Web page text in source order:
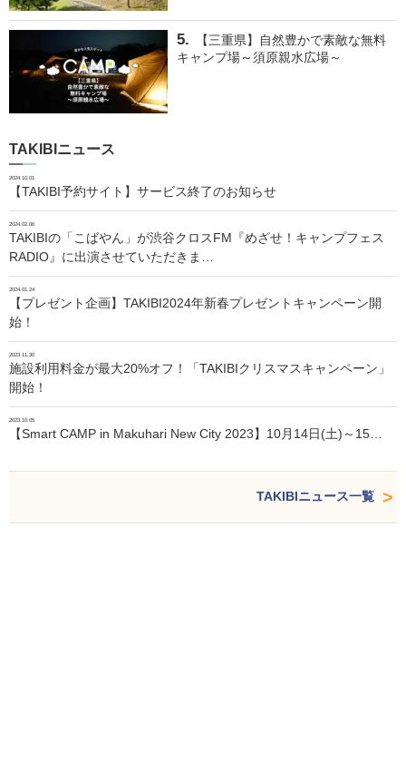
【三重県】自然豊かで素敵な無料
キャンプ場～須原親水広場～
TAKIBIニュース
2024.10.01
【TAKIBI予約サイト】サービス終了のお知らせ
2024.02.06
TAKIBIの「こばやん」が渋谷クロスFM『めざせ！キャンプフェス
RADIO』に出演させていただきま…
2024.01.24
【プレゼント企画】TAKIBI2024年新春プレゼントキャンペーン開
始！
2023.11.30
施設利用料金が最大20%オフ！「TAKIBIクリスマスキャンペーン」
開始！
2023.10.05
【Smart CAMP in Makuhari New City 2023】10月14日(土)～15…
TAKIBIニュース一覧